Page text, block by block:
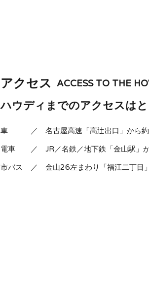
アクセス ACCESS TO THE
ハウディまでのアクセスは
車 ／ 名古屋高速「高辻出口」から
電車 ／ JR／名鉄／地下鉄「金山駅」
市バス ／ 金山26左まわり「福江二丁目